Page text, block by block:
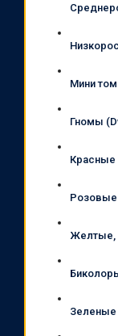
Мини
Гномы
Красные
Розовые
Желтые,
Зеленые